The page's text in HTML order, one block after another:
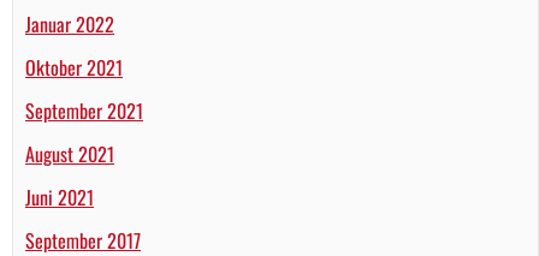
Januar 2022
Oktober 2021
September 2021
August 2021
Juni 2021
September 2017